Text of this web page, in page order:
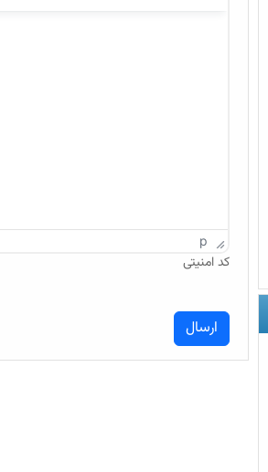
p
کد امنیتی